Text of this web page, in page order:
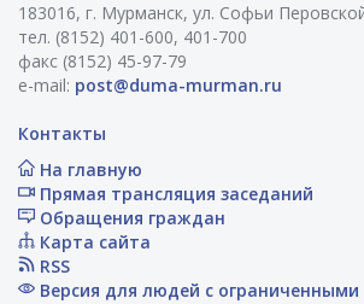
183016, г. Мурманск, ул. Софьи
тел. (8152) 401-600, 401-700
факс (8152) 45-97-79
e-mail: post@duma-murman.ru
Контакты
На главную
Прямая трансляция заседаний
Обращения граждан
Карта сайта
RSS
Версия для людей с